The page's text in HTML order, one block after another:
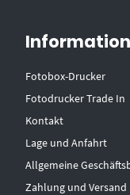
Fotobox-Drucker
Fotodrucker Trade In
Kontakt
Lage und Anfahrt
Allgemeine
Zahlung und Versand